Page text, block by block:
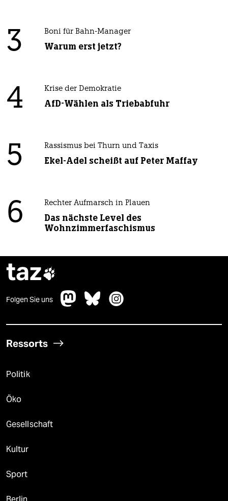
3 Boni für Bahn-Manager
Warum erst jetzt?
4 Krise der Demokratie
AfD-Wählen als Triebabfuhr
5 Rassismus bei Thurn und Taxis
Ekel-Adel scheißt auf Peter Maffay
6 Rechter Aufmarsch in Plauen
Das nächste Level des
Wohnzimmerfaschismus
taz
Folgen Sie uns
Ressorts
Politik
Öko
Gesellschaft
Kultur
Sport